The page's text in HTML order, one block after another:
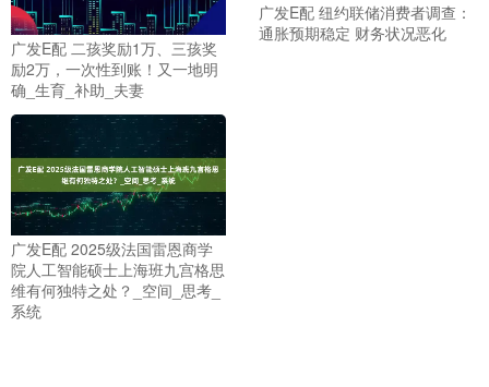
广发E配 二孩奖励1万、三孩奖
励2万，一次性到账！又一地明
确_生育_补助_夫妻
广发E配 纽约联储消费者调查：
通胀预期稳定 财务状况恶化
广发E配 2025级法国雷恩商学
院人工智能硕士上海班九宫格思
维有何独特之处？_空间_思考_
系统